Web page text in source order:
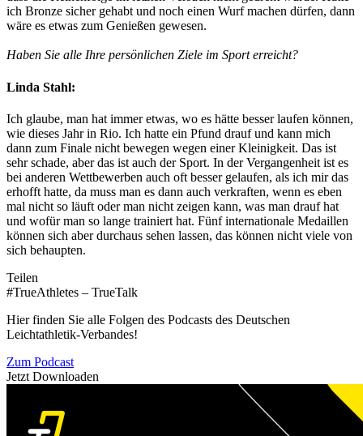
ich Bronze sicher gehabt und noch einen Wurf machen dürfen, dann
wäre es etwas zum Genießen gewesen.
Haben Sie alle Ihre persönlichen Ziele im Sport erreicht?
Linda Stahl:
Ich glaube, man hat immer etwas, wo es hätte besser laufen können,
wie dieses Jahr in Rio. Ich hatte ein Pfund drauf und kann mich
dann zum Finale nicht bewegen wegen einer Kleinigkeit. Das ist
sehr schade, aber das ist auch der Sport. In der Vergangenheit ist es
bei anderen Wettbewerben auch oft besser gelaufen, als ich mir das
erhofft hatte, da muss man es dann auch verkraften, wenn es eben
mal nicht so läuft oder man nicht zeigen kann, was man drauf hat
und wofür man so lange trainiert hat. Fünf internationale Medaillen
können sich aber durchaus sehen lassen, das können nicht viele von
sich behaupten.
Teilen
#TrueAthletes – TrueTalk
Hier finden Sie alle Folgen des Podcasts des Deutschen
Leichtathletik-Verbandes!
Zum Podcast
Jetzt Downloaden